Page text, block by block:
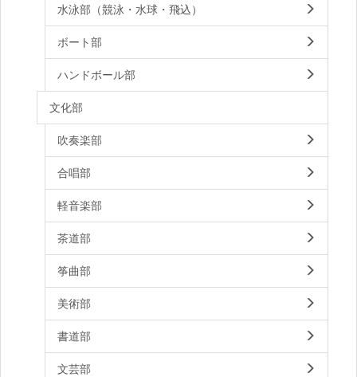
水泳部（競泳・水球・飛込）
ボート部
ハンドボール部
文化部
吹奏楽部
合唱部
軽音楽部
茶道部
筝曲部
美術部
書道部
文芸部